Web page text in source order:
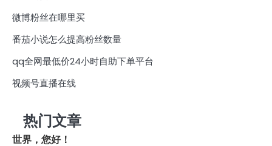
微博粉丝在哪里买
番茄小说怎么提高粉丝数量
qq全网最低价24小时自助下单平台
视频号直播在线
热门文章
世界，您好！